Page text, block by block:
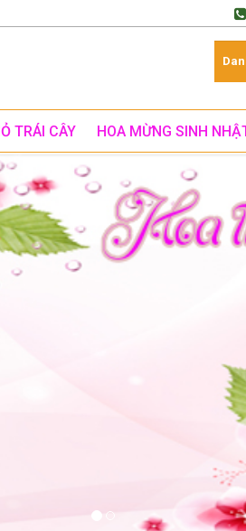
TRÁI CÂY HOA MỪNG SINH